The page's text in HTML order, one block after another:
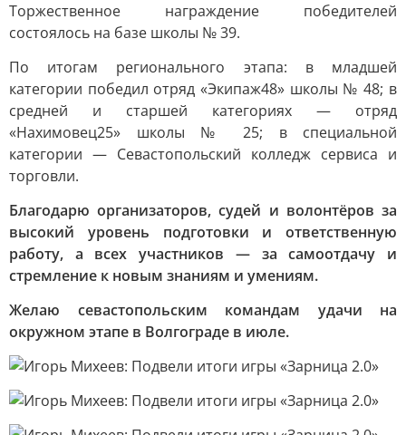
Торжественное награждение победителей
состоялось на базе школы № 39.
По итогам регионального этапа: в младшей
категории победил отряд «Экипаж48» школы № 48; в
средней и старшей категориях — отряд
«Нахимовец25» школы № 25; в специальной
категории — Севастопольский колледж сервиса и
торговли.
Благодарю организаторов, судей и волонтёров за
высокий уровень подготовки и ответственную
работу, а всех участников — за самоотдачу и
стремление к новым знаниям и умениям.
Желаю севастопольским командам удачи на
окружном этапе в Волгограде в июле.